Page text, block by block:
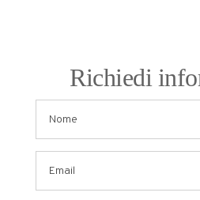
Richiedi